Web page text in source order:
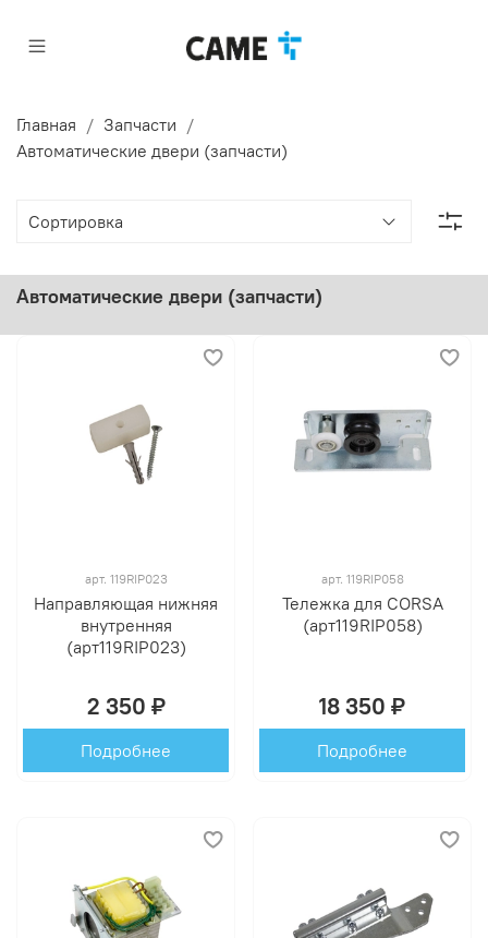
Главная
Запчасти
Автоматические двери (запчасти)
Автоматические двери (запчасти)
арт. 119RIP023
Направляющая нижняя
внутренняя
(арт119RIP023)
2 350 ₽
Подробнее
арт. 119RIP058
Тележка для CORSA
(арт119RIP058)
18 350 ₽
Подробнее